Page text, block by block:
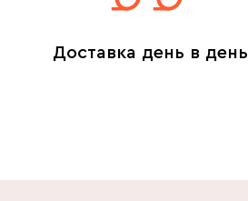
Доставка день в день